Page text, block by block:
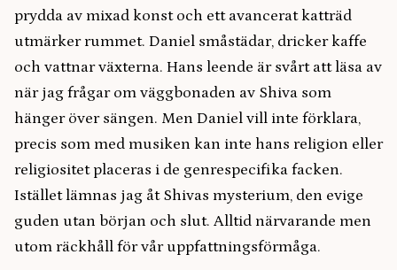
prydda av mixad konst och ett avancerat katträd
utmärker rummet. Daniel småstädar, dricker kaffe
och vattnar växterna. Hans leende är svårt att läsa av
när jag frågar om väggbonaden av Shiva som
hänger över sängen. Men Daniel vill inte förklara,
precis som med musiken kan inte hans religion eller
religiositet placeras i de genrespecifika facken.
Istället lämnas jag åt Shivas mysterium, den evige
guden utan början och slut. Alltid närvarande men
utom räckhåll för vår uppfattningsförmåga.